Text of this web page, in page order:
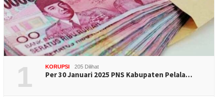
1 KORUPSI 205 Dilihat
Per 30 Januari 2025 PNS Kabupaten Pelala…